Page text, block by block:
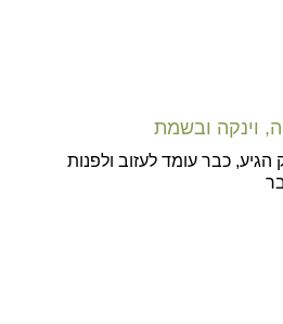
כבר עומד לעזוב ולפנות